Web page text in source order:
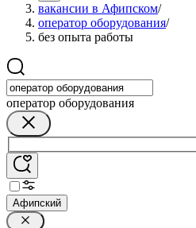
вакансии в Афипском/
оператор оборудования/
без опыта работы
оператор оборудования
Афипский